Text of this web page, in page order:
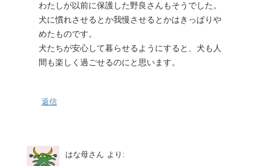
わたしが以前に保護した野良さんもそうでした。
犬に慣れさせるとか我慢させるとかはきっぱりや
めたものです。
犬たちが安心して暮らせるようにすると、犬も人
間も楽しく過ごせるのにと思います。
返信
はな母さん より: